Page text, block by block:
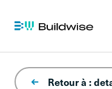
Retour à :